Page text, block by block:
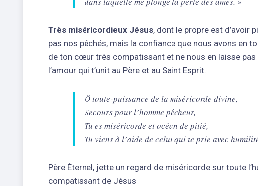
Très miséricordieux Jésus, dont le propre est d’avoir
pas nos péchés, mais la confiance que nous avons en
de ton cœur très compatissant et ne nous en laisse
l’amour qui t’unit au Père et au Saint Esprit.
Ô toute-puissance de la miséricorde divine,
Secours pour l’homme pécheur,
Tu es miséricorde et océan de pitié,
Tu viens à l’aide de celui qui te prie avec
Père Éternel, jette un regard de miséricorde sur toute
compatissant de Jésus